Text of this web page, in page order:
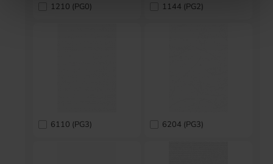
1210 (PG0) 1144 (PG2)
6110 (PG3) 6204 (PG3)